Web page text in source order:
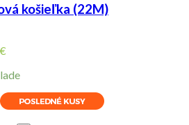
košieľka (22M)
€